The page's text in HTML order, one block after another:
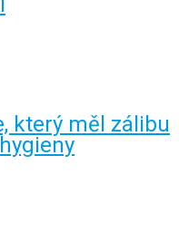
který měl zálibu